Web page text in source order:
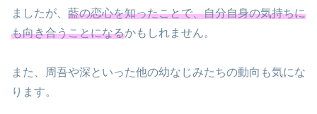
ましたが、 藍の恋心を知ったことで、自分自身の気持ちに
も向き合うことになるかもしれません。
また、周吾や深といった他の幼なじみたちの動向も気にな
ります。